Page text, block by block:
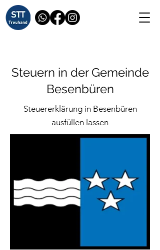
Steuern in der Gemeinde
Besenbüren
Steuererklärung in Besenbüren
ausfüllen lassen